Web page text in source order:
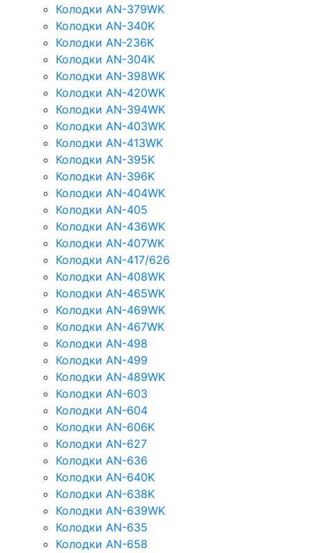
Колодки AN-379WK
Колодки AN-340K
Колодки AN-236K
Колодки AN-304K
Колодки AN-398WK
Колодки AN-420WK
Колодки AN-394WK
Колодки AN-403WK
Колодки AN-413WK
Колодки AN-395K
Колодки AN-396K
Колодки AN-404WK
Колодки AN-405
Колодки AN-436WK
Колодки AN-407WK
Колодки AN-417/626
Колодки AN-408WK
Колодки AN-465WK
Колодки AN-469WK
Колодки AN-467WK
Колодки AN-498
Колодки AN-499
Колодки AN-489WK
Колодки AN-603
Колодки AN-604
Колодки AN-606K
Колодки AN-627
Колодки AN-636
Колодки AN-640K
Колодки AN-638K
Колодки AN-639WK
Колодки AN-635
Колодки AN-658